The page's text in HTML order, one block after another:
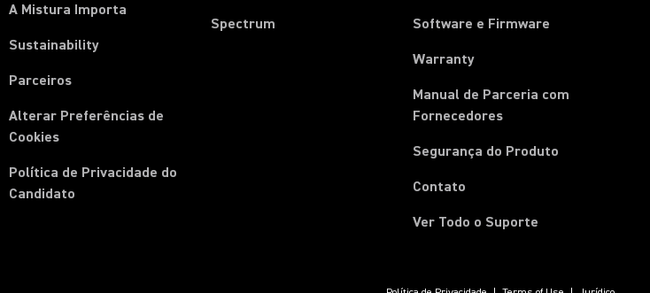
A Mistura Importa
Sustainability
Parceiros
Alterar Preferências de
Cookies
Política de Privacidade do
Candidato
Spectrum
Software e Firmware
Warranty
Manual de Parceria com
Fornecedores(Opens in a new tab)
Segurança do Produto
Contato
Ver Todo o Suporte